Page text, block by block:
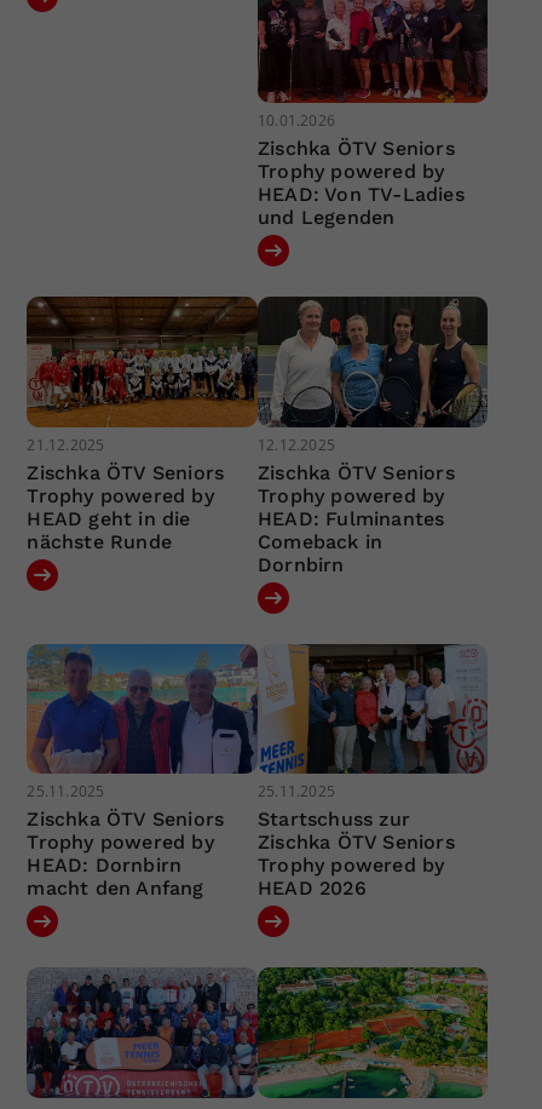
10.01.2026
Zischka ÖTV Seniors
Trophy powered by
HEAD: Von TV-Ladies
und Legenden
21.12.2025
Zischka ÖTV Seniors
Trophy powered by
HEAD geht in die
nächste Runde
12.12.2025
Zischka ÖTV Seniors
Trophy powered by
HEAD: Fulminantes
Comeback in
Dornbirn
25.11.2025
Zischka ÖTV Seniors
Trophy powered by
HEAD: Dornbirn
macht den Anfang
25.11.2025
Startschuss zur
Zischka ÖTV Seniors
Trophy powered by
HEAD 2026